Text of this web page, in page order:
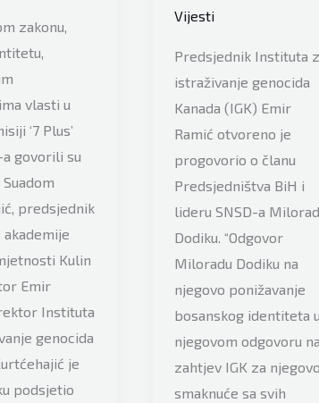
zakonu,
vlasti u
‘7 Plus’
a govorili su
predsjednik
akademije
Kulin
Emir
Instituta
genocida
je
podsjetio
Vijesti
Predsjednik Instituta
istraživanje genocida
Kanada (IGK) Emir
Ramić otvoreno je
progovorio o članu
Predsjedništva BiH i
lideru SNSD-a
Dodiku. “Odgovor
Miloradu Dodiku na
njegovo ponižavanje
bosanskog identiteta u
njegovom odgovoru na
zahtjev IGK za njegovo
smaknuće sa svih